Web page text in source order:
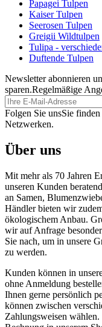
Papagei Tulpen
Kaiser Tulpen
Seerosen Tulpen
Greigii Wildtulpen
Tulipa -
Duftende Tulpen
Newsletter abonnieren
sparen.Regelmäßige
Folgen Sie unsSie
Netzwerken.
Über uns
Mit mehr als 70 Jahren
unseren Kunden
an Samen,
Händler bieten wir
ökologischem Anbau.
wir auf Anfrage
Sie nach, um in unsere
zu werden.
Kunden können in
ohne Anmeldung
Ihnen gerne persönlich
können zwischen
Zahlungsweisen